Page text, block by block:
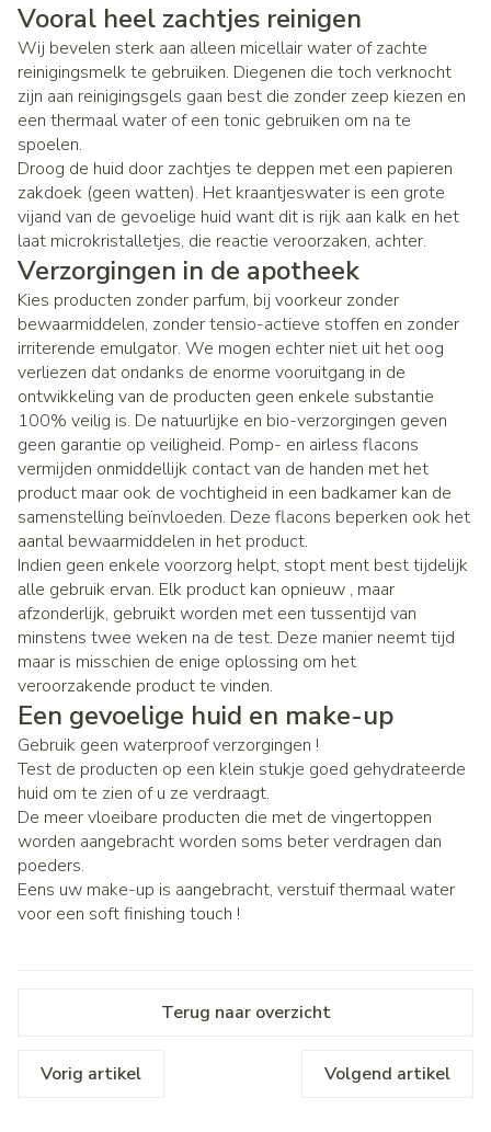
Vooral heel zachtjes reinigen
Wij bevelen sterk aan alleen micellair water of zachte
reinigingsmelk te gebruiken. Diegenen die toch verknocht
zijn aan reinigingsgels gaan best die zonder zeep kiezen en
een thermaal water of een tonic gebruiken om na te
spoelen.
Droog de huid door zachtjes te deppen met een papieren
zakdoek (geen watten). Het kraantjeswater is een grote
vijand van de gevoelige huid want dit is rijk aan kalk en het
laat microkristalletjes, die reactie veroorzaken, achter.
Verzorgingen in de apotheek
Kies producten zonder parfum, bij voorkeur zonder
bewaarmiddelen, zonder tensio-actieve stoffen en zonder
irriterende emulgator. We mogen echter niet uit het oog
verliezen dat ondanks de enorme vooruitgang in de
ontwikkeling van de producten geen enkele substantie
100% veilig is. De natuurlijke en bio-verzorgingen geven
geen garantie op veiligheid. Pomp- en airless flacons
vermijden onmiddellijk contact van de handen met het
product maar ook de vochtigheid in een badkamer kan de
samenstelling beïnvloeden. Deze flacons beperken ook het
aantal bewaarmiddelen in het product.
Indien geen enkele voorzorg helpt, stopt ment best tijdelijk
alle gebruik ervan. Elk product kan opnieuw , maar
afzonderlijk, gebruikt worden met een tussentijd van
minstens twee weken na de test. Deze manier neemt tijd
maar is misschien de enige oplossing om het
veroorzakende product te vinden.
Een gevoelige huid en make-up
Gebruik geen waterproof verzorgingen !
Test de producten op een klein stukje goed gehydrateerde
huid om te zien of u ze verdraagt.
De meer vloeibare producten die met de vingertoppen
worden aangebracht worden soms beter verdragen dan
poeders.
Eens uw make-up is aangebracht, verstuif thermaal water
voor een soft finishing touch !
Terug naar overzicht
Vorig artikel Volgend artikel